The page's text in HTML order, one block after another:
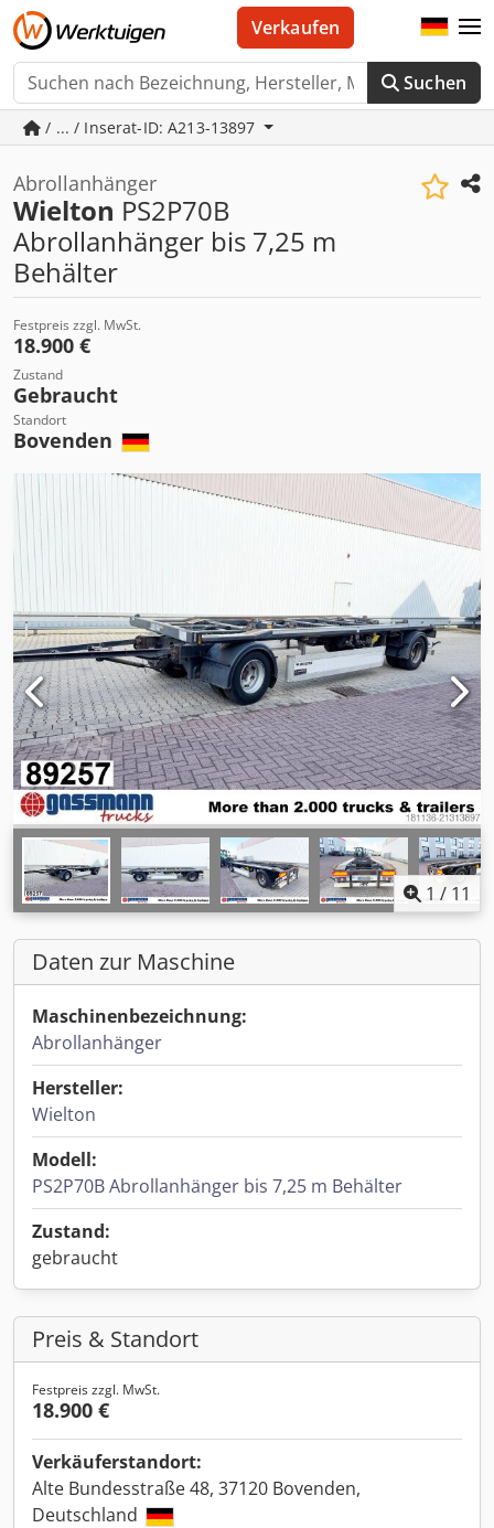
Suchen
Verkaufen
/ ... / Inserat-ID: A213-13897
Abrollanhänger
Wielton PS2P70B
Abrollanhänger bis 7,25 m
Behälter
Festpreis zzgl. MwSt.
18.900 €
Zustand
Gebraucht
Standort
Bovenden
1 / 11
Daten zur Maschine
Maschinenbezeichnung:
Abrollanhänger
Hersteller:
Wielton
Modell:
PS2P70B Abrollanhänger bis 7,25 m Behälter
Zustand:
gebraucht
Preis & Standort
Festpreis zzgl. MwSt.
18.900 €
Verkäuferstandort:
Alte Bundesstraße 48, 37120 Bovenden,
Deutschland